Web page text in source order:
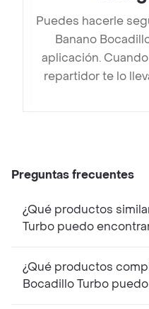
Puedes hacerle
Banano
aplicación.
repartidor te lo
Preguntas frecuentes
¿Qué productos
Turbo puedo
¿Qué productos
Bocadillo Turbo